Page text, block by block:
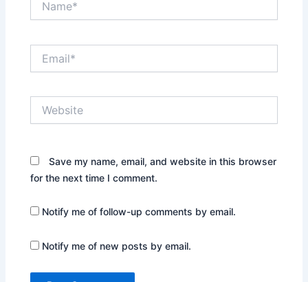
Save my name, email, and website in this browser
for the next time I comment.
Notify me of follow-up comments by email.
Notify me of new posts by email.